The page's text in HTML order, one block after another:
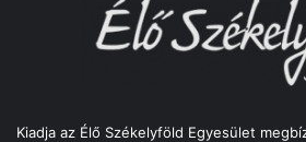
Kiadja az Élő Székelyföld Egyesület